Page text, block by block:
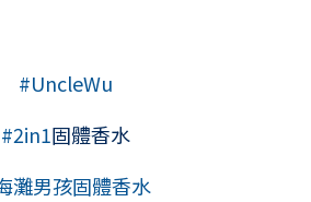
#UncleWu
#2in1固體香水
灘男孩固體香水